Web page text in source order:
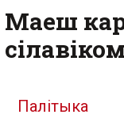
Маеш
Палітыка